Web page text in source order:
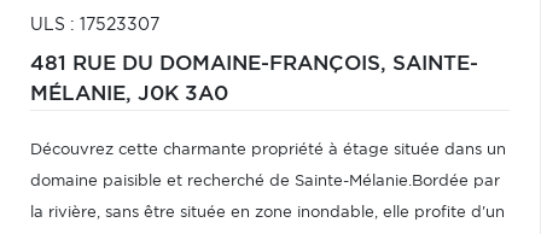
ULS : 17523307
481 RUE DU DOMAINE-FRANÇOIS, SAINTE-
MÉLANIE, J0K 3A0
Découvrez cette charmante propriété à étage située dans un
domaine paisible et recherché de Sainte-Mélanie.Bordée par
la rivière, sans être située en zone inondable, elle profite d'un